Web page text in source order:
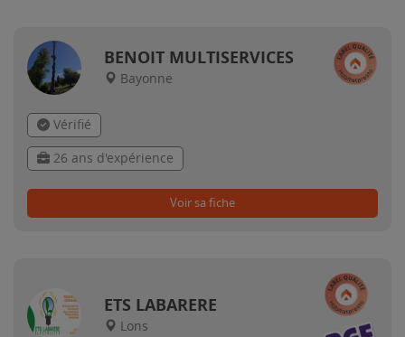
BENOIT MULTISERVICES
Bayonne
Vérifié
26 ans d'expérience
Voir sa fiche
ETS LABARERE
Lons